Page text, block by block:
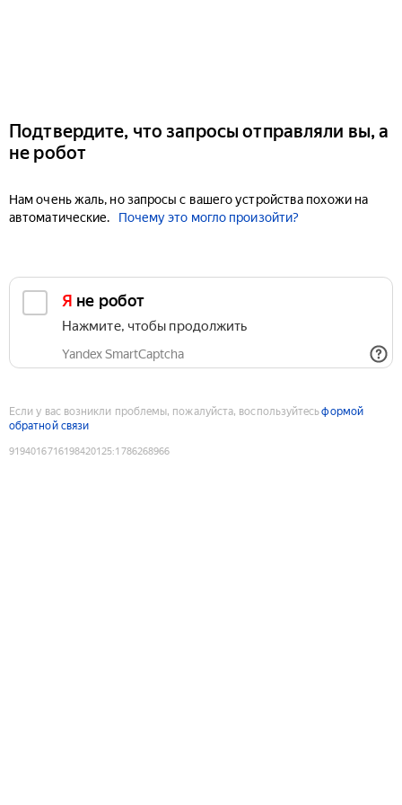
Подтвердите, что запросы отправляли вы, а
не робот
Нам очень жаль, но запросы с вашего устройства похожи на
автоматические.
Почему это могло произойти?
Я не робот
Нажмите, чтобы продолжить
Yandex SmartCaptcha
Если у вас возникли проблемы, пожалуйста, воспользуйтесьформой
обратной связи
9194016716198420125:1786268966